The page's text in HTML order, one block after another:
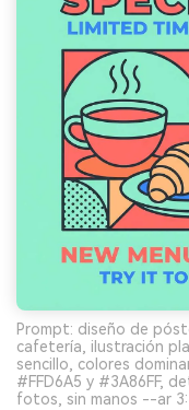
Prompt: diseño de
cafetería, ilustración
sencillo, colores
#FFD6A5 y #3A86FF,
fotos, sin manos --ar